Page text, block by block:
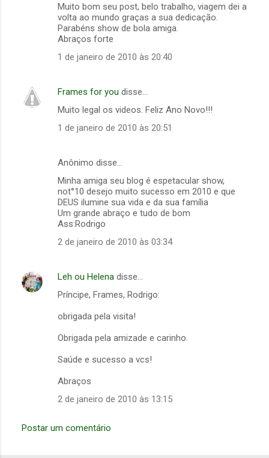
á
Muito bom seu post, belo trabalho, viagem dei a
volta ao mundo graças a sua dedicação.
Parabéns show de bola amiga.
Abraços forte
1 de janeiro de 2010 às 20:40
Frames for you disse…
Muito legal os videos. Feliz Ano Novo!!!
1 de janeiro de 2010 às 20:51
Anônimo disse…
Minha amiga seu blog é espetacular show,
not°10 desejo muito sucesso em 2010 e que
DEUS ilumine sua vida e da sua família
Um grande abraço e tudo de bom
Ass:Rodrigo
2 de janeiro de 2010 às 03:34
Leh ou Helena disse…
Príncipe, Frames, Rodrigo:
obrigada pela visita!
Obrigada pela amizade e carinho.
Saúde e sucesso a vcs!
Abraços
2 de janeiro de 2010 às 13:15
Postar um comentário